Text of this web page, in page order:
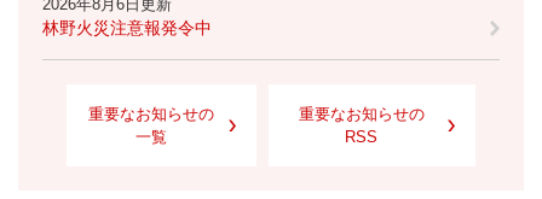
2026年8月6日更新
林野火災注意報発令中
重要なお知らせの
一覧
重要なお知らせの
RSS